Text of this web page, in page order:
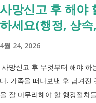
요?" 결론부터 말씀드리면 부
금을 받을 수 없는 것은 아닙니
로 생각하기 쉽지만, 두 제도는
연금 생계급여 목적 장애로 인
사망신고 후 해야
하세요(행정, 상
4월 24, 2026
사망신고 후 무엇부터 해야 하
다. 가족을 떠나보낸 후 남겨
을 잘 마무리해야 할 행정절차